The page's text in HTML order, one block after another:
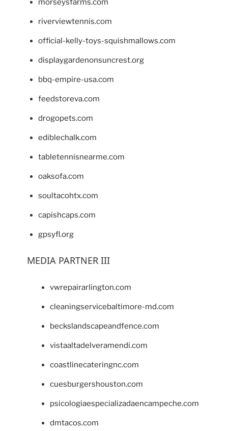
morseysfarms.com
riverviewtennis.com
official-kelly-toys-squishmallows.com
displaygardenonsuncrest.org
bbq-empire-usa.com
feedstoreva.com
drogopets.com
ediblechalk.com
tabletennisnearme.com
oaksofa.com
soultacohtx.com
capishcaps.com
gpsyfl.org
MEDIA PARTNER III
vwrepairarlington.com
cleaningservicebaltimore-md.com
beckslandscapeandfence.com
vistaaltadelveramendi.com
coastlinecateringnc.com
cuesburgershouston.com
psicologiaespecializadaencampeche.com
dmtacos.com